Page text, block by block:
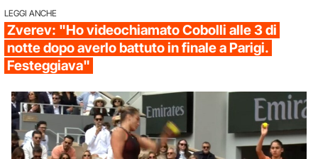
LEGGI ANCHE
Zverev: "Ho videochiamato Cobolli alle 3 di
notte dopo averlo battuto in finale a Parigi.
Festeggiava"